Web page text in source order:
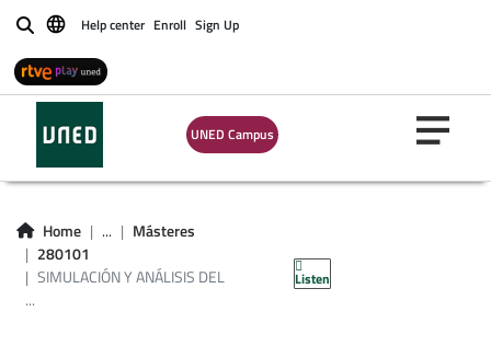
BuscarHelp center Enroll Sign Up
UNED Campus
Home ...
Másteres
280101
SIMULACIÓN Y ANÁLISIS DEL
...
Listen
SIMULACIÓN Y
ANÁLISIS DEL
CONTACTO EN
ENGRANAJES